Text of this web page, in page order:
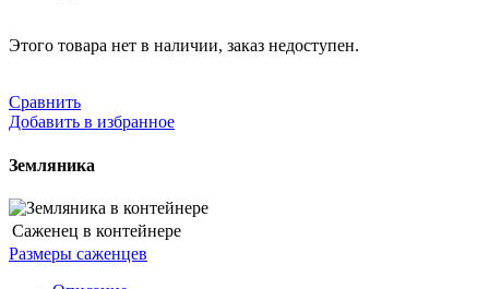
Этого товара нет в наличии, заказ недоступен.
Сравнить
Добавить в избранное
Земляника
Саженец в контейнере
Размеры саженцев